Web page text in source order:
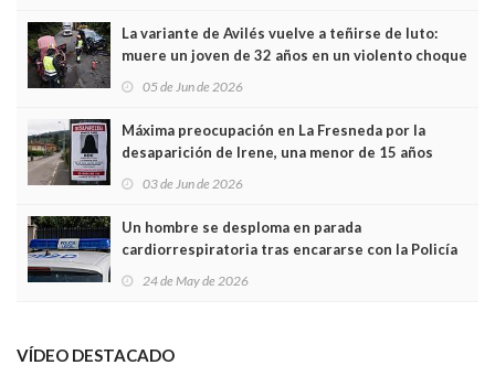
La variante de Avilés vuelve a teñirse de luto:
muere un joven de 32 años en un violento choque
frontal
05 de Jun de 2026
Máxima preocupación en La Fresneda por la
desaparición de Irene, una menor de 15 años
03 de Jun de 2026
Un hombre se desploma en parada
cardiorrespiratoria tras encararse con la Policía
Local en Luanco
24 de May de 2026
VÍDEO DESTACADO